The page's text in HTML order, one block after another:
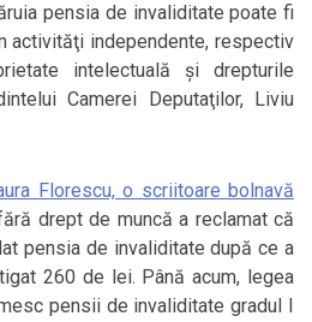
pensia de invaliditate poate fi
activităţi independente, respectiv
intelectuală şi drepturile
Camerei Deputaţilor, Liviu
Florescu, o scriitoare bolnavă
drept de muncă a reclamat că
pensia de invaliditate după ce a
260 de lei. Până acum, legea
pensii de invaliditate gradul I